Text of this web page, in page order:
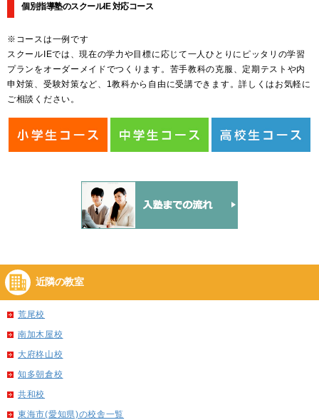
個別指導塾のスクールIE 対応コース
※コースは一例です
スクールIEでは、現在の学力や目標に応じて一人ひとりにピッタリの学習
プランをオーダーメイドでつくります。苦手教科の克服、定期テストや内
申対策、受験対策など、1教科から自由に受講できます。詳しくはお気軽に
ご相談ください。
近隣の教室
荒尾校
南加木屋校
大府柊山校
知多朝倉校
共和校
東海市(愛知県)の校舎一覧